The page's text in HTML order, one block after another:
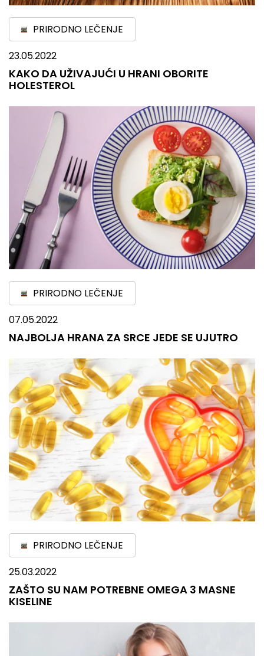
PRIRODNO LEČENJE
23.05.2022
KAKO DA UŽIVAJUĆI U HRANI OBORITE
HOLESTEROL
PRIRODNO LEČENJE
07.05.2022
NAJBOLJA HRANA ZA SRCE JEDE SE UJUTRO
PRIRODNO LEČENJE
25.03.2022
ZAŠTO SU NAM POTREBNE OMEGA 3 MASNE
KISELINE